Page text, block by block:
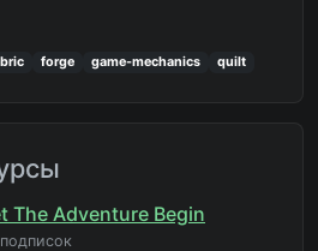
forge game-mechanics quilt
The Adventure Begin